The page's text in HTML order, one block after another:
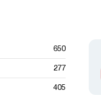
650
277
405